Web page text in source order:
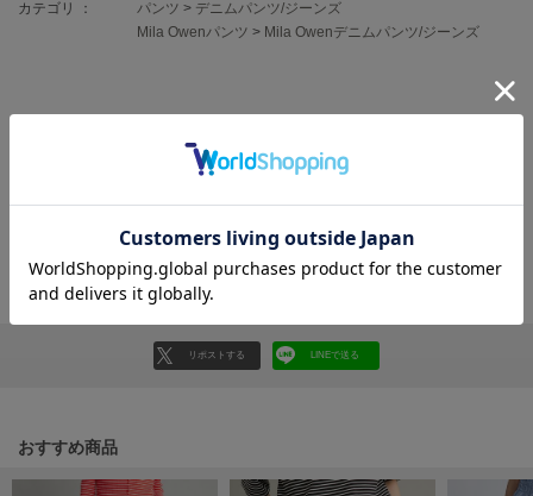
GELATO PIQUE CAT&DOG
ジェラート ピケ キャットアンドドッグ
gelato pique Sleep
カテゴリ ： パンツ > デニムパンツ/ジーンズ
Mila Owenパンツ > Mila Owenデニムパンツ/ジーンズ
レビューを書く
レビューはマイページのご注文履歴から投稿いただけます
返品・キャンセルについて
リポストする LINEで送る
おすすめ商品